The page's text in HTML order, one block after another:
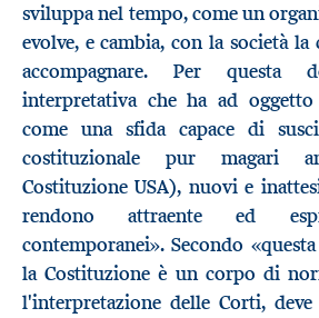
sviluppa nel tempo, come un
evolve, e cambia, con la società
accompagnare. Per questa
interpretativa che ha ad
come una sfida capace di
costituzionale pur magari
Costituzione USA), nuovi e
rendono attraente ed
contemporanei». Secondo
la Costituzione è un corpo di
l'interpretazione delle Corti, deve